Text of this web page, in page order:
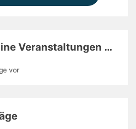
Veranstaltungen …
vor